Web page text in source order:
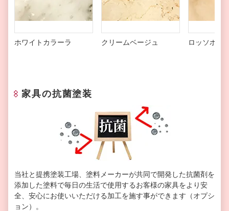
ホワイトカラーラ クリームベージュ ロッソポル
家具の抗菌塗装
当社と提携塗装工場、塗料メーカーが共同で開発した抗菌剤を
添加した塗料で毎日の生活で使用するお客様の家具をより安
全、安心にお使いいただける加工を施す事ができます（オプシ
ョン）。